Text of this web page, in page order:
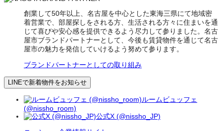
創業して50年以上、名古屋を中心とした東海三県にて地域密
着営業で、部屋探しをされる方、生活される方々に住まいを通
じて喜びや安心感を提供できるよう尽力して参りました。名古
屋市ブランドパートナーとして、今後も賃貸物件を通じて名古
屋市の魅力を発信していけるよう努めて参ります。
ブランドパートナーとしての取り組み
LINEで新着物件をお知らせ
ルームビュッフェ
(@nissho_room)
公式X (@nissho_JP)